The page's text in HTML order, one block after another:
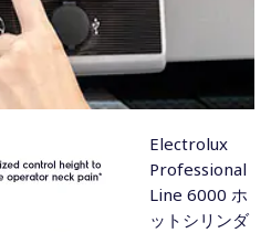
Electrolux
Professional
Line 6000 ホ
ットシリンダ